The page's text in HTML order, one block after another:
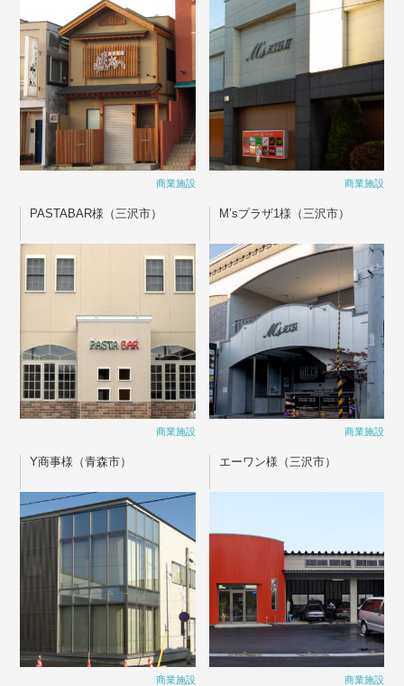
商業施設 商業施設
PASTABAR様（三沢市）
商業施設
M’sプラザ1様（三沢市）
商業施設
Y商事様（青森市）
商業施設
エーワン様（三沢市）
商業施設